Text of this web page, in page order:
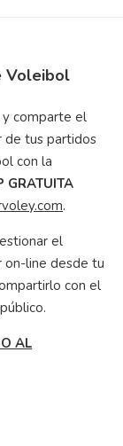
Voleibol
comparte el
de tus partidos
con la
GRATUITA
voley.com.
el
on-line desde tu
con el
AL